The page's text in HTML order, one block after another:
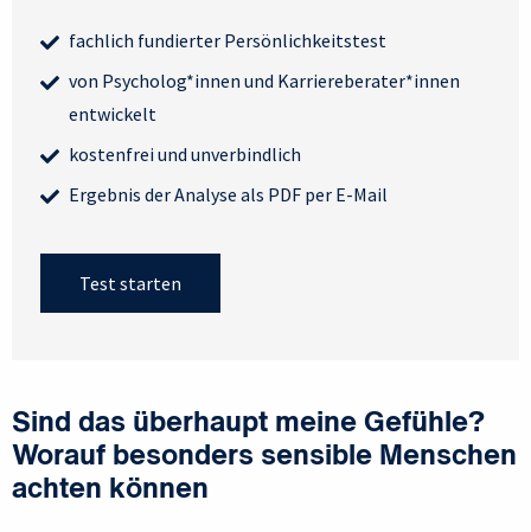
fachlich fundierter Persönlichkeitstest
von Psycholog*innen und Karriereberater*innen
entwickelt
kostenfrei und unverbindlich
Ergebnis der Analyse als PDF per E-Mail
Test starten
Sind das überhaupt meine Gefühle?
Worauf besonders sensible Menschen
achten können